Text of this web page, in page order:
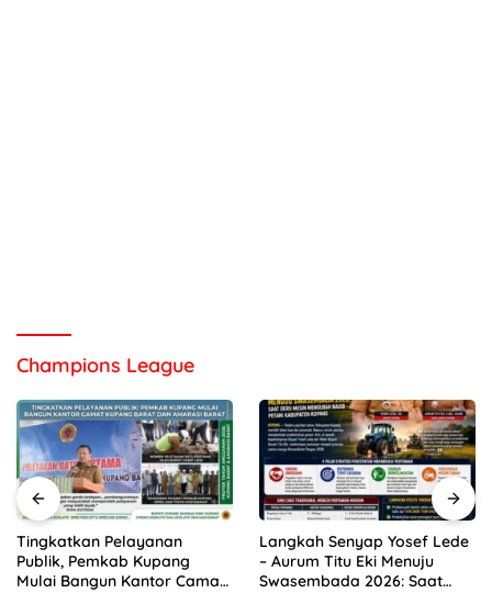
Champions League
Langkah Senyap Yosef Lede
– Aurum Titu Eki Menuju
Swasembada 2026: Saat
Warga Kelurahan Nonbes
Geger! Bayi Perempuan
Ditemukan dalam Kardus di